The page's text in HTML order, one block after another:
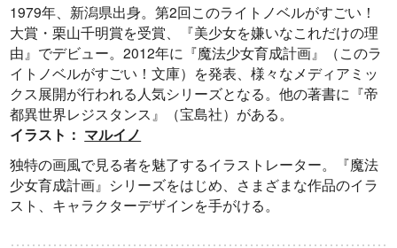
1979年、新潟県出身。第2回このライトノベルがすごい！
大賞・栗山千明賞を受賞、『美少女を嫌いなこれだけの理
由』でデビュー。2012年に『魔法少女育成計画』（このラ
イトノベルがすごい！文庫）を発表、様々なメディアミッ
クス展開が行われる人気シリーズとなる。他の著書に『帝
都異世界レジスタンス』（宝島社）がある。
イラスト： マルイノ
独特の画風で見る者を魅了するイラストレーター。『魔法
少女育成計画』シリーズをはじめ、さまざまな作品のイラ
スト、キャラクターデザインを手がける。